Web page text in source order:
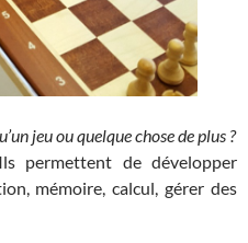
jeu ou quelque chose de plus ?
permettent de développer
mémoire, calcul, gérer des